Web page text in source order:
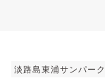
淡路島東浦サンパーク